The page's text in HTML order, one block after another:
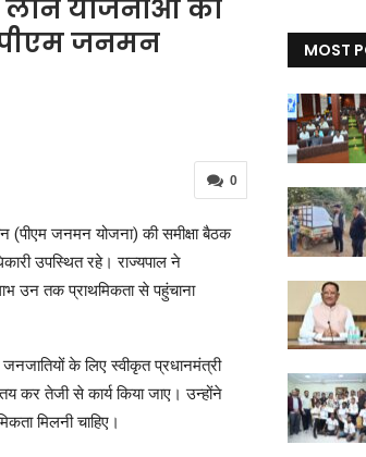
लाने योजनाओं का
पीएम जनमन
0
(पीएम जनमन योजना) की समीक्षा बैठक
उपस्थित रहे। राज्यपाल ने
उन तक प्राथमिकता से पहुंचाना
के लिए स्वीकृत प्रधानमंत्री
कर तेजी से कार्य किया जाए। उन्होंने
मिलनी चाहिए।
MOST